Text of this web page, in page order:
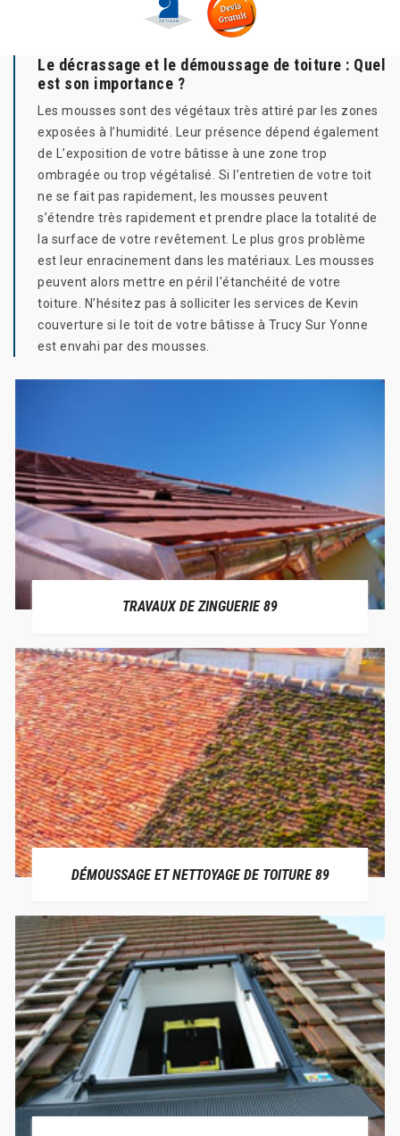
Le décrassage et le démoussage de toiture : Quel
est son importance ?
Les mousses sont des végétaux très attiré par les zones
exposées à l’humidité. Leur présence dépend également
de L’exposition de votre bâtisse à une zone trop
ombragée ou trop végétalisé. Si l’entretien de votre toit
ne se fait pas rapidement, les mousses peuvent
s’étendre très rapidement et prendre place la totalité de
la surface de votre revêtement. Le plus gros problème
est leur enracinement dans les matériaux. Les mousses
peuvent alors mettre en péril l'étanchéité de votre
toiture. N’hésitez pas à solliciter les services de Kevin
couverture si le toit de votre bâtisse à Trucy Sur Yonne
est envahi par des mousses.
TRAVAUX DE ZINGUERIE 89
DÉMOUSSAGE ET NETTOYAGE DE TOITURE 89